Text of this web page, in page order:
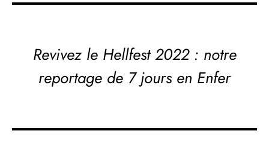
Revivez le Hellfest 2022 : notre
reportage de 7 jours en Enfer